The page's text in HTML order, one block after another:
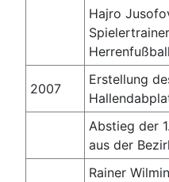
Hajro
2007
Erstellung
Abstieg der
aus der
Rainer